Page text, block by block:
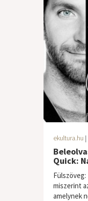
ekultura.hu
Quick:
miszerint
amelynek